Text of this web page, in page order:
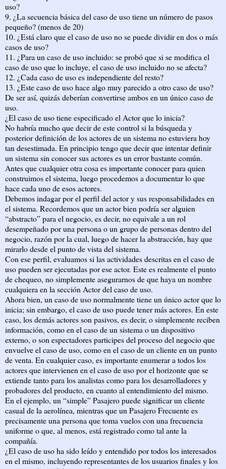
uso?
9. ¿La secuencia básica del caso de uso tiene un número de pasos
pequeño? (menos de 20)
10. ¿Está claro que el caso de uso no se puede dividir en dos o más
casos de uso?
11. ¿Para un caso de uso incluido: se probó que si se modifica el
caso de uso que lo incluye, el caso de uso incluido no se afecta?
12. ¿Cada caso de uso es independiente del resto?
13. ¿Este caso de uso hace algo muy parecido a otro caso de uso?
De ser así, quizás deberían convertirse ambos en un único caso de
uso.
¿El caso de uso tiene especificado el Actor que lo inicia?
No habría mucho que decir de este control si la búsqueda y
posterior definición de los actores de un sistema no estuviera hoy
tan desestimada. En principio tengo que decir que intentar definir
un sistema sin conocer sus actores es un error bastante común.
Antes que cualquier otra cosa es importante conocer para quien
construimos el sistema, luego procedemos a documentar lo que
hace cada uno de esos actores.
Debemos indagar por el perfil del actor y sus responsabilidades en
el sistema. Recordemos que un actor bien podría ser alguien
“abstracto” para el negocio, es decir, no equivale a un rol
desempeñado por una persona o un grupo de personas dentro del
negocio, razón por la cual, luego de hacer la abstracción, hay que
mirarlo desde el punto de vista del sistema.
Con ese perfil, evaluamos si las actividades descritas en el caso de
uso pueden ser ejecutadas por ese actor. Este es realmente el punto
de chequeo, no simplemente asegurarnos de que haya un nombre
cualquiera en la sección Actor del caso de uso.
Ahora bien, un caso de uso normalmente tiene un único actor que lo
inicia; sin embargo, el caso de uso puede tener más actores. En este
caso, los demás actores son pasivos, es decir, o simplemente reciben
información, como en el caso de un sistema o un dispositivo
externo, o son espectadores participes del proceso del negocio que
envuelve el caso de uso, como en el caso de un cliente en un punto
de venta. En cualquier caso, es importante enumerar a todos los
actores que intervienen en el caso de uso por el horizonte que se
extiende tanto para los analistas como para los desarrolladores y
probadores del producto, en cuanto al entendimiento del mismo.
En el ejemplo, un “simple” Pasajero puede significar un cliente
casual de la aerolínea, mientras que un Pasajero Frecuente es
precisamente una persona que toma vuelos con una frecuencia
uniforme o que, al menos, está registrado como tal ante la
compañía.
¿El caso de uso ha sido leído y entendido por todos los interesados
en el mismo, incluyendo representantes de los usuarios finales y los